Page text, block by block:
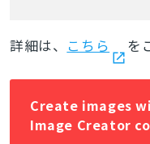
詳細は、 こちら を
Create images
Image Creator